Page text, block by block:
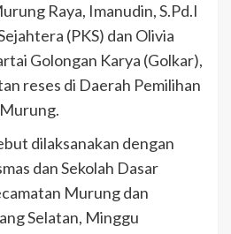
Raya, Imanudin, S.Pd.I
(PKS) dan Olivia
Golongan Karya (Golkar),
reses di Daerah Pemilihan
dilaksanakan dengan
dan Sekolah Dasar
Murung dan
Selatan, Minggu